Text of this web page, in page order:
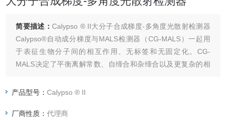
简要描述：Calypso ® II大分子合成梯度-多角度光散射检测器
Calypso®自动成分梯度与MALS检测器（CG-MALS）一起用
于表征生物分子间的相互作用、无标签和无固定化。CG-
MALS决定了平衡离解常数、自缔合和杂缔合以及更复杂的相
也可用于绘制Zimm图、dn/dc分析、反应动力学和聚合物相互
产品型号：Calypso ® II
厂商性质：代理商